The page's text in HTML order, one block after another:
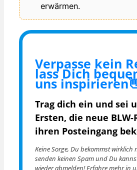
erwärmen.
Verpasse kein
lass Dich
uns
Trag dich ein und sei
Ersten, die neue
ihren Posteingang
Keine Sorge, Du bekommst wirklich
senden keinen Spam und Du
wieder abmelden! Erfahre mehr in